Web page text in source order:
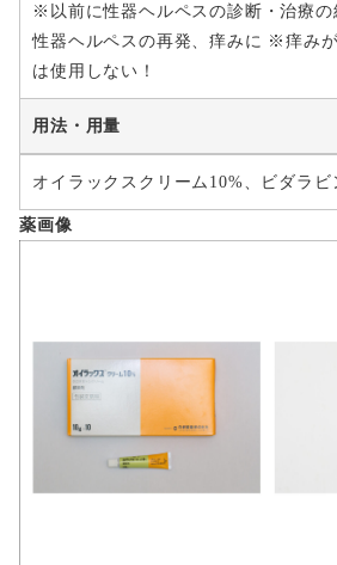
※以前に性器ヘルペスの診断・治療
性器ヘルペスの再発、痒みに ※痒み
は使用しない！
用法・用量
オイラックスクリーム10%、ビダラビ
薬画像